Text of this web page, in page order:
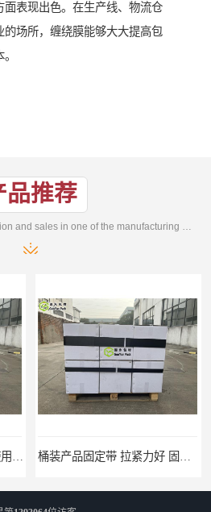
面表现出色。在生产线、物流仓
的场所，缠绕膜能够大大提高包
品推荐